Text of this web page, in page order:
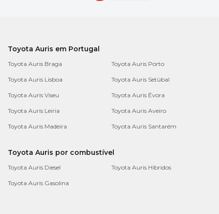
Toyota Auris em Portugal
Toyota Auris Braga Toyota Auris Porto
Toyota Auris Lisboa Toyota Auris Setúbal
Toyota Auris Viseu Toyota Auris Évora
Toyota Auris Leiria Toyota Auris Aveiro
Toyota Auris Madeira Toyota Auris Santarém
Toyota Auris por combustível
Toyota Auris Diesel Toyota Auris Híbridos
Toyota Auris Gasolina